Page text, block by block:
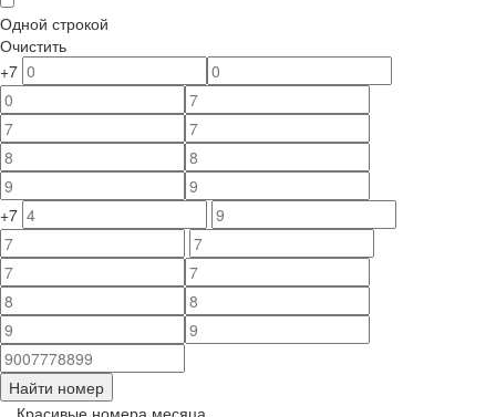
Одной строкой
Очистить
+7
+7
Найти номер
Красивые номера месяца